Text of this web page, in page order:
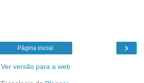
›
Página inicial
Ver versão para a web